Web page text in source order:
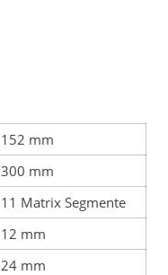
152 mm
300 mm
11 Matrix Segmente
12 mm
24 mm